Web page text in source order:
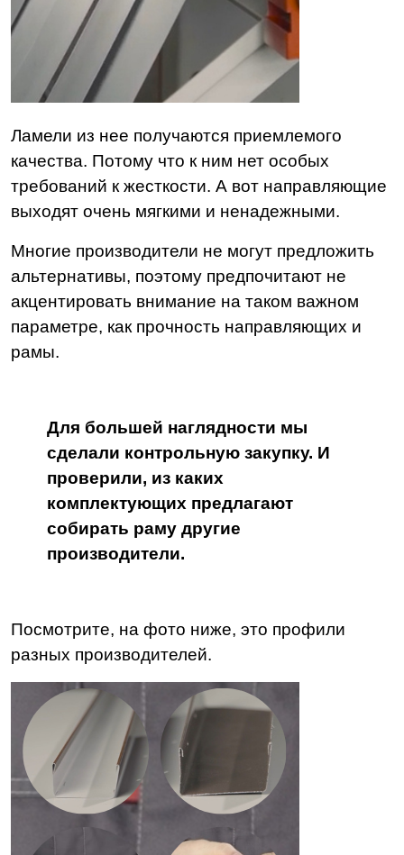
Ламели из нее получаются приемлемого
качества. Потому что к ним нет особых
требований к жесткости. А вот направляющие
выходят очень мягкими и ненадежными.
Многие производители не могут предложить
альтернативы, поэтому предпочитают не
акцентировать внимание на таком важном
параметре, как прочность направляющих и
рамы.
Для большей наглядности мы
сделали контрольную закупку. И
проверили, из каких
комплектующих предлагают
собирать раму другие
производители.
Посмотрите, на фото ниже, это профили
разных производителей.